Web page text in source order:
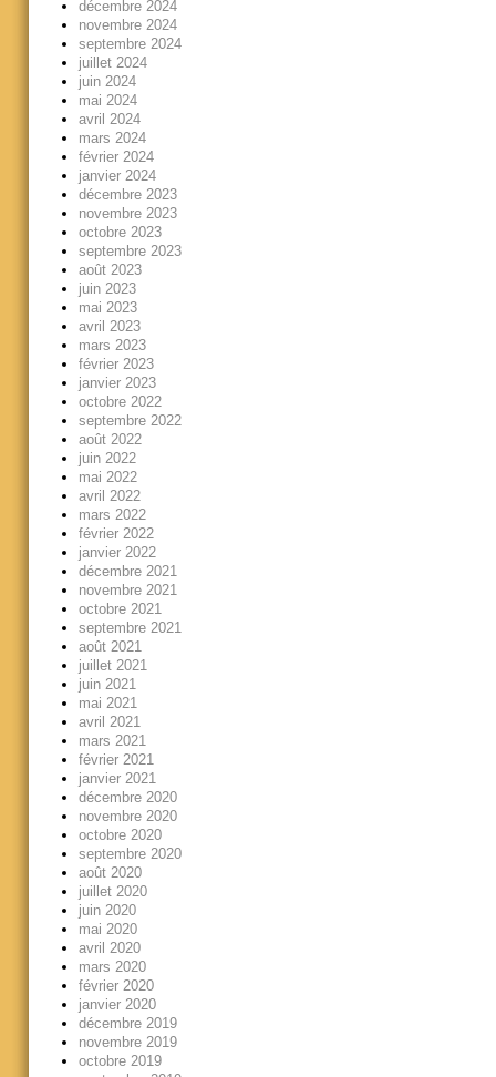
décembre 2024
novembre 2024
septembre 2024
juillet 2024
juin 2024
mai 2024
avril 2024
mars 2024
février 2024
janvier 2024
décembre 2023
novembre 2023
octobre 2023
septembre 2023
août 2023
juin 2023
mai 2023
avril 2023
mars 2023
février 2023
janvier 2023
octobre 2022
septembre 2022
août 2022
juin 2022
mai 2022
avril 2022
mars 2022
février 2022
janvier 2022
décembre 2021
novembre 2021
octobre 2021
septembre 2021
août 2021
juillet 2021
juin 2021
mai 2021
avril 2021
mars 2021
février 2021
janvier 2021
décembre 2020
novembre 2020
octobre 2020
septembre 2020
août 2020
juillet 2020
juin 2020
mai 2020
avril 2020
mars 2020
février 2020
janvier 2020
décembre 2019
novembre 2019
octobre 2019